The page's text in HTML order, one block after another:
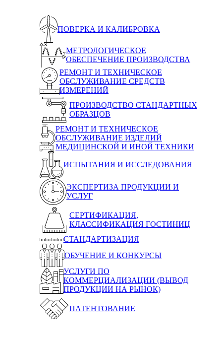
ПОВЕРКА И КАЛИБРОВКА
МЕТРОЛОГИЧЕСКОЕ
ОБЕСПЕЧЕНИЕ ПРОИЗВОДСТВА
РЕМОНТ И ТЕХНИЧЕСКОЕ
ОБСЛУЖИВАНИЕ СРЕДСТВ
ИЗМЕРЕНИЙ
ПРОИЗВОДСТВО СТАНДАРТНЫХ
ОБРАЗЦОВ
РЕМОНТ И ТЕХНИЧЕСКОЕ
ОБСЛУЖИВАНИЕ ИЗДЕЛИЙ
МЕДИЦИНСКОЙ И ИНОЙ ТЕХНИКИ
ИСПЫТАНИЯ И ИССЛЕДОВАНИЯ
ЭКСПЕРТИЗА ПРОДУКЦИИ И
УСЛУГ
СЕРТИФИКАЦИЯ,
КЛАССИФИКАЦИЯ ГОСТИНИЦ
СТАНДАРТИЗАЦИЯ
ОБУЧЕНИЕ И КОНКУРСЫ
УСЛУГИ ПО
КОММЕРЦИАЛИЗАЦИИ (ВЫВОД
ПРОДУКЦИИ НА РЫНОК)
ПАТЕНТОВАНИЕ